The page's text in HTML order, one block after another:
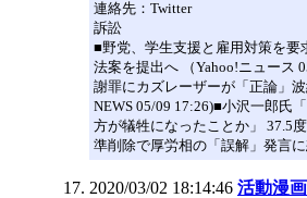
連絡先：Twitter
訴訟
■野党、学生支援と雇用対策を要
法案を提出へ （Yahoo!ニュース
謝罪にカズレーザーが「正論」
NEWS 05/09 17:26)■小沢一郎氏
方が犠牲になったことか」 37.5
準削除で厚労相の「誤解」発言に
2020/03/02 18:14:46 活動漫